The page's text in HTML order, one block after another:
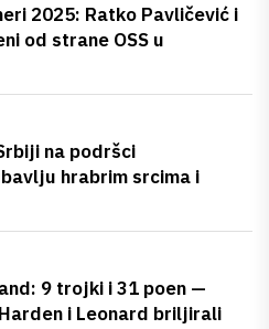
2025: Ratko Pavličević i
od strane OSS u
na podršci
hrabrim srcima i
9 trojki i 31 poen —
i Leonard briljirali